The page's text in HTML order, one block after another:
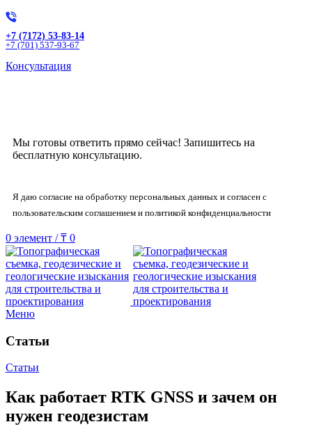
+7 (7172) 53-83-14
+7 (701) 537-93-67
Консультация
Мы готовы ответить прямо сейчас! Запишитесь на
бесплатную консультацию.
Я даю согласие на обработку персональных данных и согласен с
пользовательским соглашением и политикой конфиденциальности
0 элемент / ₸ 0
Меню
Статьи
Статьи
Как работает RTK GNSS и зачем он
нужен геодезистам